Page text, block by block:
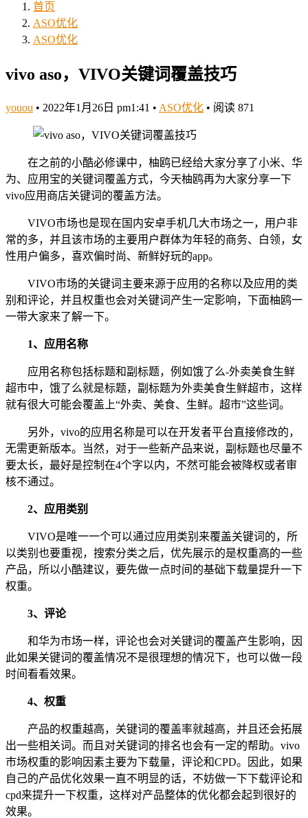
首页
ASO优化
ASO优化
vivo aso，VIVO关键词覆盖技巧
youou • 2022年1月26日 pm1:41 • ASO优化 • 阅读 871
在之前的小酷必修课中，柚鸥已经给大家分享了小米、华
为、应用宝的关键词覆盖方式，今天柚鸥再为大家分享一下
vivo应用商店关键词的覆盖方法。
VIVO市场也是现在国内安卓手机几大市场之一，用户非
常的多，并且该市场的主要用户群体为年轻的商务、白领，女
性用户偏多，喜欢偏时尚、新鲜好玩的app。
VIVO市场的关键词主要来源于应用的名称以及应用的类
别和评论，并且权重也会对关键词产生一定影响，下面柚鸥一
一带大家来了解一下。
1、应用名称
应用名称包括标题和副标题，例如饿了么-外卖美食生鲜
超市中，饿了么就是标题，副标题为外卖美食生鲜超市，这样
就有很大可能会覆盖上“外卖、美食、生鲜。超市”这些词。
另外，vivo的应用名称是可以在开发者平台直接修改的，
无需更新版本。当然，对于一些新产品来说，副标题也尽量不
要太长，最好是控制在4个字以内，不然可能会被降权或者审
核不通过。
2、应用类别
VIVO是唯一一个可以通过应用类别来覆盖关键词的，所
以类别也要重视，搜索分类之后，优先展示的是权重高的一些
产品，所以小酷建议，要先做一点时间的基础下载量提升一下
权重。
3、评论
和华为市场一样，评论也会对关键词的覆盖产生影响，因
此如果关键词的覆盖情况不是很理想的情况下，也可以做一段
时间看看效果。
4、权重
产品的权重越高，关键词的覆盖率就越高，并且还会拓展
出一些相关词。而且对关键词的排名也会有一定的帮助。vivo
市场权重的影响因素主要为下载量，评论和CPD。因此，如果
自己的产品优化效果一直不明显的话，不妨做一下下载评论和
cpd来提升一下权重，这样对产品整体的优化都会起到很好的
效果。